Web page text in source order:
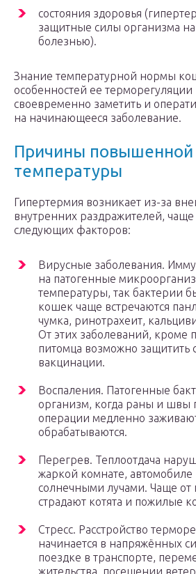
состояния здоровья
защитные силы организма на
болезнью).
Знание температурной нормы
особенностей ее терморегуляции
своевременно заметить и
на начинающееся заболевание.
Причины повышенной
температуры
Гипертермия возникает из-за
внутренних раздражителей,
следующих факторов:
Вирусные заболевания.
на патогенные
температуры, так бактерии
кошек чаще встречаются
чумка, ринотрахеит,
От этих заболеваний, кроме
питомца возможно защитить
вакцинации.
Воспаления. Патогенные
организм, когда раны и швы
операции медленно
обрабатываются.
Перегрев. Теплоотдача
жаркой комнате,
солнечными лучами. Чаще от
страдают котята и пожилые
Стресс. Расстройство
начинается в напряжённых
поездке в транспорте,
жительства, посещении